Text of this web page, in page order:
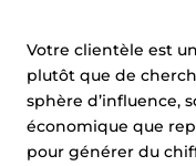
Votre clientèle est
plutôt que de
sphère d’influence,
économique que
pour générer du